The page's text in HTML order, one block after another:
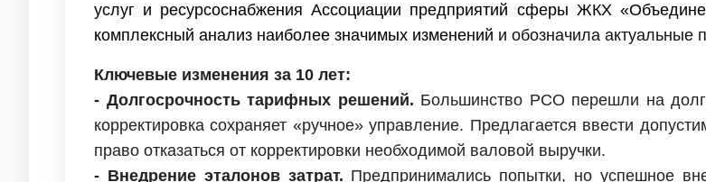
услуг и ресурсоснабжения Ассоциации предприятий сферы ЖКХ
комплексный анализ наиболее значимых изменений и обозначила
Ключевые изменения за 10 лет:
- Долгосрочность тарифных решений. Большинство РСО перешли на
корректировка сохраняет «ручное» управление. Предлагается ввести
право отказаться от корректировки необходимой валовой выручки.
- Внедрение эталонов затрат. Предпринимались попытки, но успешное